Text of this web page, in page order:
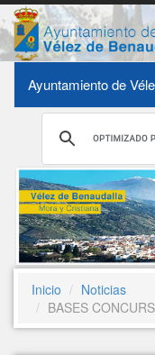
Ayuntamiento de
Inicio
Noticias
BASES